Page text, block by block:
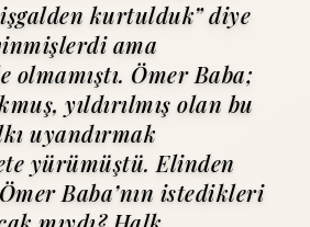
kurtulduk” diye
ama
olmamıştı. Ömer Baba;
yıldırılmış olan bu
uyandırmak
yürümüştü. Elinden
Baba’nın istedikleri